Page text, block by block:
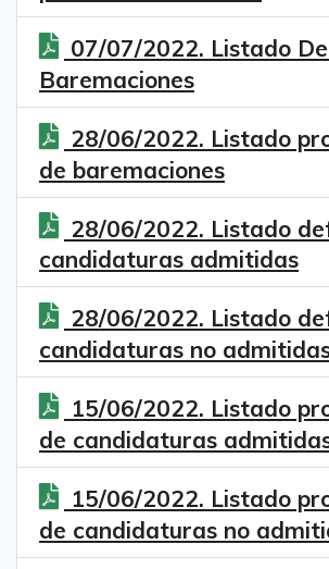
07/07/2022. Listado
Baremaciones
28/06/2022. Listado
de baremaciones
28/06/2022. Listado
candidaturas admitidas
28/06/2022. Listado
candidaturas no
15/06/2022. Listado
de candidaturas
15/06/2022. Listado
de candidaturas no